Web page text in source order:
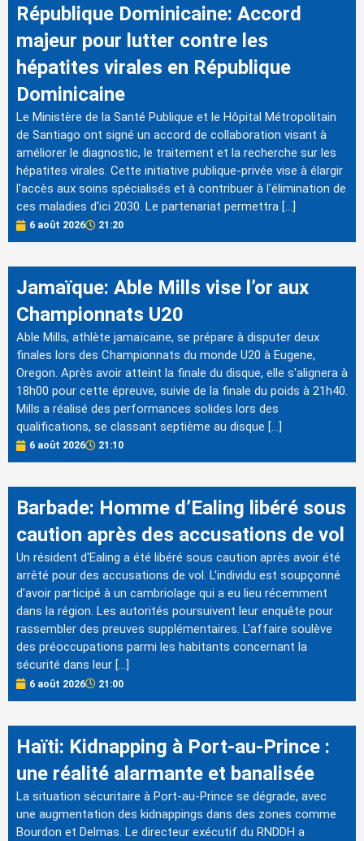
République Dominicaine: Accord
majeur pour lutter contre les
hépatites virales en République
Dominicaine
Le Ministère de la Santé Publique et le Hôpital Métropolitain
de Santiago ont signé un accord de collaboration visant à
améliorer le diagnostic, le traitement et la recherche sur les
hépatites virales. Cette initiative publique-privée vise à élargir
l'accès aux soins spécialisés et à contribuer à l'élimination de
ces maladies d'ici 2030. Le partenariat permettra […]
6 août 2026 21:20
Jamaïque: Able Mills vise l’or aux
Championnats U20
Able Mills, athlète jamaïcaine, se prépare à disputer deux
finales lors des Championnats du monde U20 à Eugene,
Oregon. Après avoir atteint la finale du disque, elle s'alignera à
18h00 pour cette épreuve, suivie de la finale du poids à 21h40.
Mills a réalisé des performances solides lors des
qualifications, se classant septième au disque […]
6 août 2026 21:10
Barbade: Homme d’Ealing libéré sous
caution après des accusations de vol
Un résident d'Ealing a été libéré sous caution après avoir été
arrêté pour des accusations de vol. L'individu est soupçonné
d'avoir participé à un cambriolage qui a eu lieu récemment
dans la région. Les autorités poursuivent leur enquête pour
rassembler des preuves supplémentaires. L'affaire soulève
des préoccupations parmi les habitants concernant la
sécurité dans leur […]
6 août 2026 21:00
Haïti: Kidnapping à Port-au-Prince :
une réalité alarmante et banalisée
La situation sécuritaire à Port-au-Prince se dégrade, avec
une augmentation des kidnappings dans des zones comme
Bourdon et Delmas. Le directeur exécutif du RNDDH a